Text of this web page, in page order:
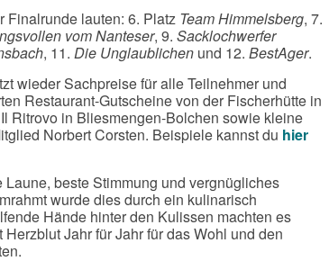
Finalrunde lauten: 6. Platz Team Himmelsberg, 7.
vom Nanteser, 9. Sacklochwerfer
, 11. Die Unglaublichen und 12. BestAger.
wieder Sachpreise für alle Teilnehmer und
Restaurant-Gutscheine von der Fischerhütte in
Ritrovo in Bliesmengen-Bolchen sowie kleine
Norbert Corsten. Beispiele kannst du hier
beste Stimmung und vergnügliches
wurde dies durch ein kulinarisch
Hände hinter den Kulissen machten es
Jahr für Jahr für das Wohl und den